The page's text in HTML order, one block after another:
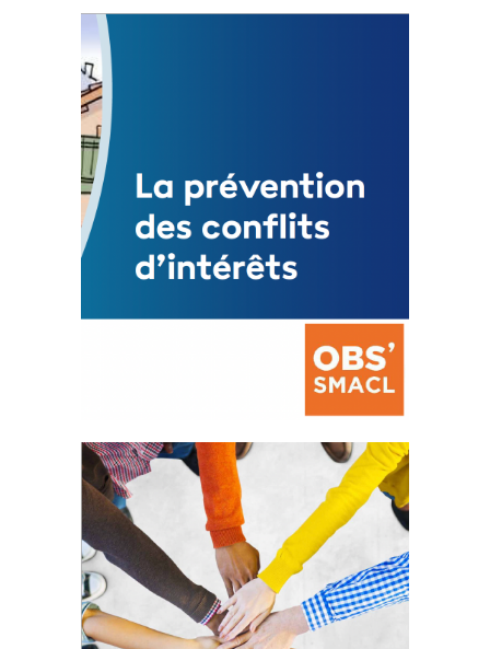
Statut de l’élu local
3 avril 2024
Mise à jour avril 2024
FEUILLETER
La prévention des conflits
d’intérêts
18 septembre 2023
FEUILLETER